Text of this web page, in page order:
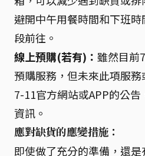
避開中午用餐時間和下班
段前往。
線上預購(若有)： 雖然目前
預購服務，但未來此項服
7-11官方網站或APP的公
資訊。
應對缺貨的應變措施：
即使做了充分的準備，還